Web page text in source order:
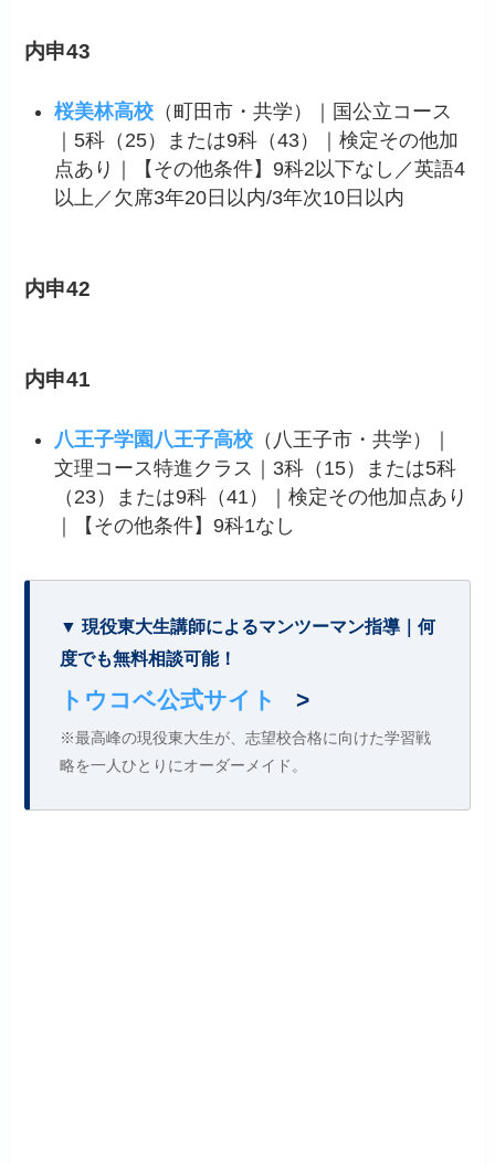
内申43
桜美林高校 （町田市・共学）｜国公立コース
｜5科（25）または9科（43）｜検定その他加
点あり｜【その他条件】9科2以下なし／英語4
以上／欠席3年20日以内/3年次10日以内
内申42
内申41
八王子学園八王子高校 （八王子市・共学）｜
文理コース特進クラス｜3科（15）または5科
（23）または9科（41）｜検定その他加点あり
｜【その他条件】9科1なし
▼ 現役東大生講師によるマンツーマン指導｜何
度でも無料相談可能！
トウコベ公式サイト >
※最高峰の現役東大生が、志望校合格に向けた学習戦
略を一人ひとりにオーダーメイド。